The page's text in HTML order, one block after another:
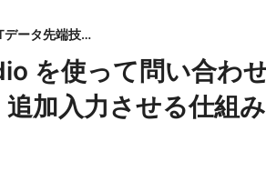
NTTデータ先端技術
を使って問い合わ
追加入力させる仕組